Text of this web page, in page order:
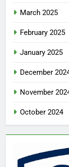
March 2025
February 2025
January 2025
December
November
October 2024